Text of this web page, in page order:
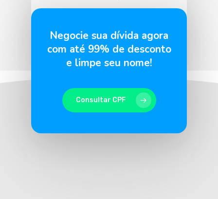
Negocie sua dívida agora
com até 99% de desconto
e limpe seu nome!
Consultar CPF